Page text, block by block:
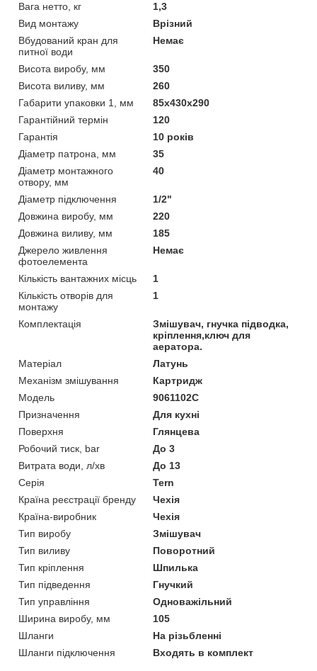
Вага нетто, кг
1,3
Вид монтажу
Врізний
Вбудований кран для
питної води
Немає
Висота виробу, мм
350
Висота виливу, мм
260
Габарити упаковки 1, мм
85х430х290
Гарантійний термін
120
Гарантія
10 років
Діаметр патрона, мм
35
Діаметр монтажного
отвору, мм
40
Діаметр підключення
1/2"
Довжина виробу, мм
220
Довжина виливу, мм
185
Джерело живлення
фотоелемента
Немає
Кількість вантажних місць
1
Кількість отворів для
монтажу
1
Комплектація
Змішувач, гнучка підводка,
кріплення,ключ для
аератора.
Матеріал
Латунь
Механізм змішування
Картридж
Модель
9061102C
Призначення
Для кухні
Поверхня
Глянцева
Робочий тиск, bar
До 3
Витрата води, л/хв
До 13
Серія
Tern
Країна реєстрації бренду
Чехія
Країна-виробник
Чехія
Тип виробу
Змішувач
Тип виливу
Поворотний
Тип кріплення
Шпилька
Тип підведення
Гнучкий
Тип управління
Одноважільний
Ширина виробу, мм
105
Шланги
На різьбленні
Шланги підключення
Входять в комплект